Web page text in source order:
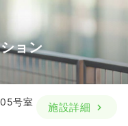
ョン
号室
施設詳細